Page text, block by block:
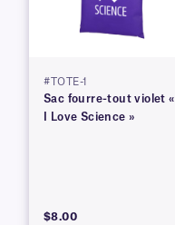
#TOTE-1
Sac fourre-tout violet «
I Love Science »
$8.00